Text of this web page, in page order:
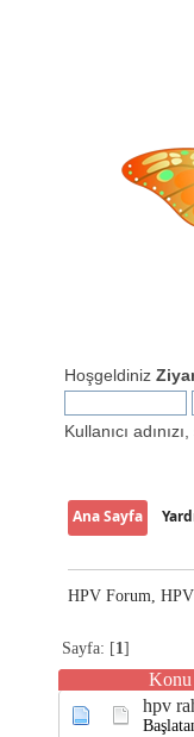
Hoşgeldiniz
Kullanıcı
Ana Sayfa
HPV Forum,
Sayfa: [1]
Konu
hpv